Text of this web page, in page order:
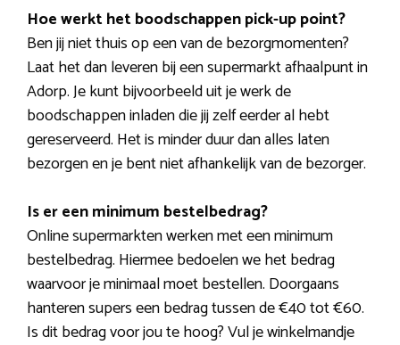
Hoe werkt het boodschappen pick-up point?
Ben jij niet thuis op een van de bezorgmomenten?
Laat het dan leveren bij een supermarkt afhaalpunt in
Adorp. Je kunt bijvoorbeeld uit je werk de
boodschappen inladen die jij zelf eerder al hebt
gereserveerd. Het is minder duur dan alles laten
bezorgen en je bent niet afhankelijk van de bezorger.
Is er een minimum bestelbedrag?
Online supermarkten werken met een minimum
bestelbedrag. Hiermee bedoelen we het bedrag
waarvoor je minimaal moet bestellen. Doorgaans
hanteren supers een bedrag tussen de €40 tot €60.
Is dit bedrag voor jou te hoog? Vul je winkelmandje